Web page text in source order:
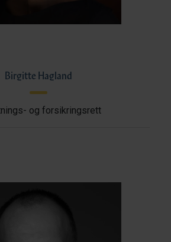
Birgitte Hagland
og forsikringsrett